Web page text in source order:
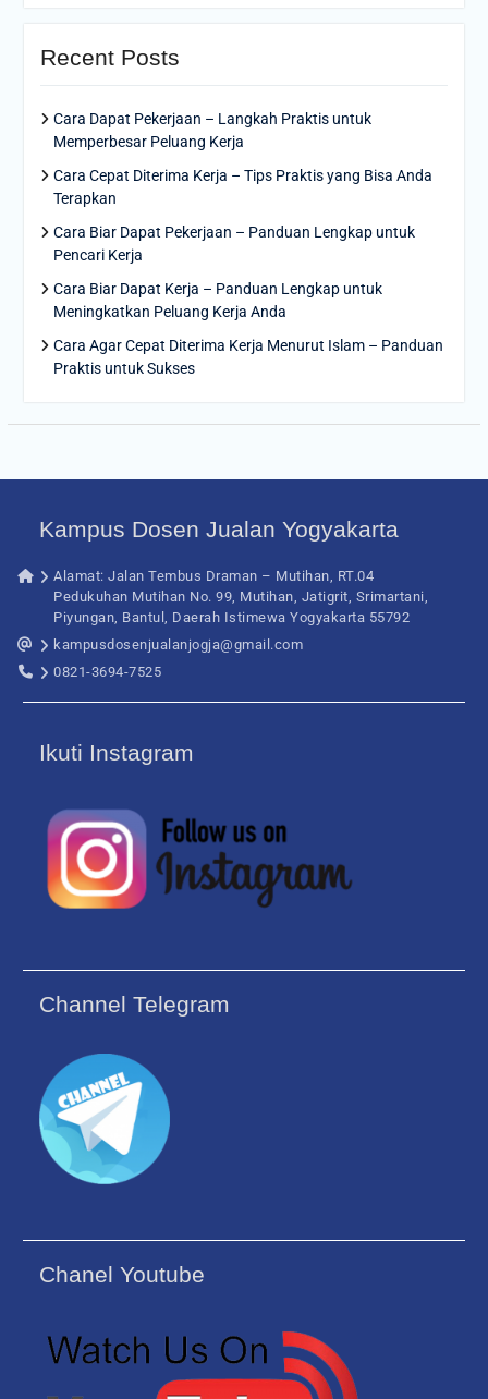
Recent Posts
Cara Dapat Pekerjaan – Langkah Praktis untuk
Memperbesar Peluang Kerja
Cara Cepat Diterima Kerja – Tips Praktis yang Bisa Anda
Terapkan
Cara Biar Dapat Pekerjaan – Panduan Lengkap untuk
Pencari Kerja
Cara Biar Dapat Kerja – Panduan Lengkap untuk
Meningkatkan Peluang Kerja Anda
Cara Agar Cepat Diterima Kerja Menurut Islam – Panduan
Praktis untuk Sukses
Kampus Dosen Jualan Yogyakarta
Alamat: Jalan Tembus Draman – Mutihan, RT.04
Pedukuhan Mutihan No. 99, Mutihan, Jatigrit, Srimartani,
Piyungan, Bantul, Daerah Istimewa Yogyakarta 55792
kampusdosenjualanjogja@gmail.com
0821-3694-7525
Ikuti Instagram
Channel Telegram
Chanel Youtube